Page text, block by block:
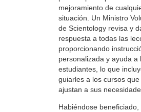
mejoramiento de
situación. Un Ministro
de Scientology revisa y
respuesta a todas las
proporcionando
personalizada y ayuda a
estudiantes, lo que
guiarles a los cursos
ajustan a sus
Habiéndose beneficiado,